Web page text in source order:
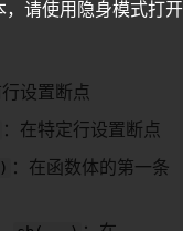
设置断点
：在特定行设置断点
：在函数体的第一条
请使用隐身模式打开